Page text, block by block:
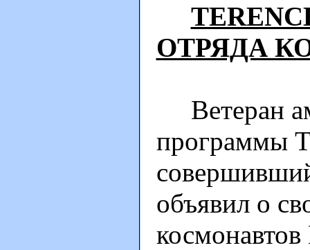
ОТРЯДА
Ветеран
программы
объявил о